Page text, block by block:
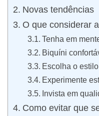
Novas tendências
O que considerar
Tenha em
Biquíni
Escolha o
Experimente
Invista em
Como evitar que